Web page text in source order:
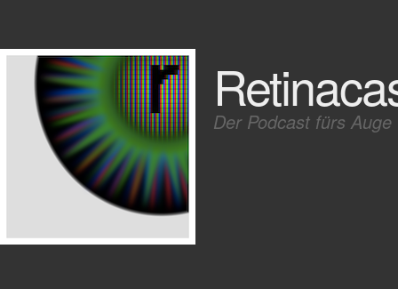
Der Podcast fürs Auge